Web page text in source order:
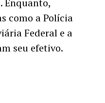
como a Polícia
Federal e a
seu efetivo.